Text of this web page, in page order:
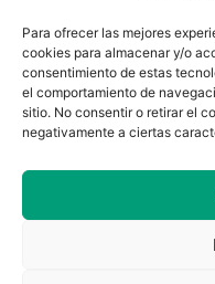
Para ofrecer las mejores
cookies para almacenar y/o
consentimiento de estas
el comportamiento de
sitio. No consentir o retirar el
negativamente a ciertas
Política de cookies